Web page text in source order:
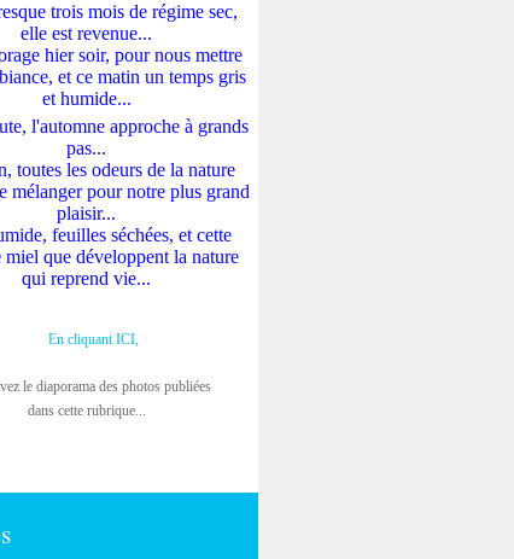
trois mois de régime sec,
elle est revenue...
hier soir, pour nous mettre
et ce matin un temps gris
et humide...
l'automne approche à grands
pas...
toutes les odeurs de la nature
mélanger pour notre plus grand
plaisir...
feuilles séchées, et cette
miel que développent la nature
qui reprend vie...
En cliquant ICI,
le diaporama des photos publiées
dans cette rubrique...